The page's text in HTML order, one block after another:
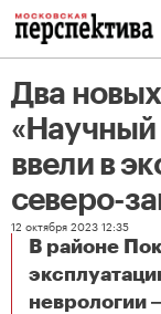
Два
«Научный
ввели в
северо-
12 октября 2023 12:35
В районе
неврологии